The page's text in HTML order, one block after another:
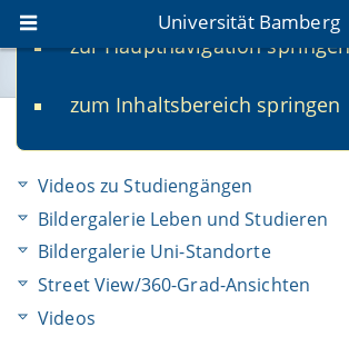
zur Hauptnavigation
zum Inhaltsbereich springen
Universität Bamberg
www.uni-bamberg.de
fis.uni-bamberg.de
Bilder und Multimedia
Videos zu Studiengängen
Bildergalerie Leben und Studieren
Bildergalerie Uni-Standorte
Street View/360-Grad-Ansichten
Videos